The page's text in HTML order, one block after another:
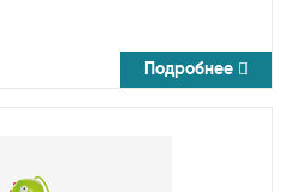
Подробнее